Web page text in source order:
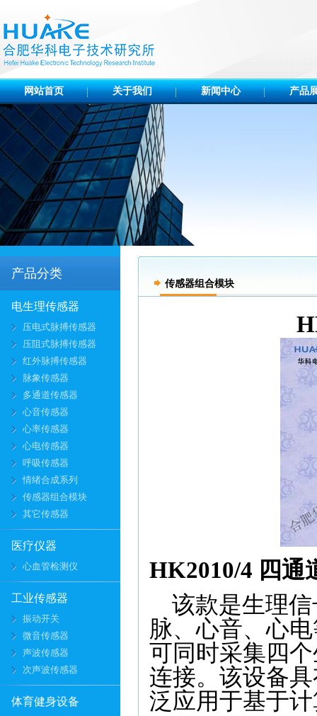
网站首页 关于我们 新闻中心 产品
产品分类
电生理传感器
压电式脉搏传感器
压阻式脉搏传感器
红外脉搏传感器
脉象传感器
多通道传感器
心音传感器
心率传感器
心电传感器
呼吸传感器
情绪合成系列
传感器组合模块
其它传感器
医疗仪器
心血管检测仪
工业传感器
振动开关
微音传感器
声波传感器
次声波传感器
体育健身设备
传感器组合模块
HK2010/4 四通
该款是生理信
脉、心音、心
可同时采集四
连接。该设备
泛应用于基于